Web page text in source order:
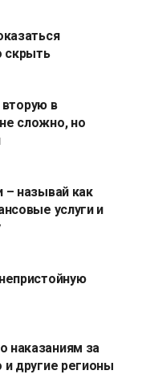
скрыть
вторую в
сложно, но
– называй как
услуги и
наказаниям за
и другие регионы